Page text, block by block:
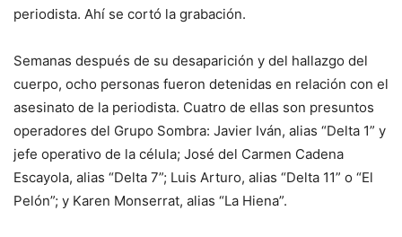
periodista. Ahí se cortó la grabación.
Semanas después de su desaparición y del hallazgo del
cuerpo, ocho personas fueron detenidas en relación con el
asesinato de la periodista. Cuatro de ellas son presuntos
operadores del Grupo Sombra: Javier Iván, alias “Delta 1” y
jefe operativo de la célula; José del Carmen Cadena
Escayola, alias “Delta 7”; Luis Arturo, alias “Delta 11” o “El
Pelón”; y Karen Monserrat, alias “La Hiena”.